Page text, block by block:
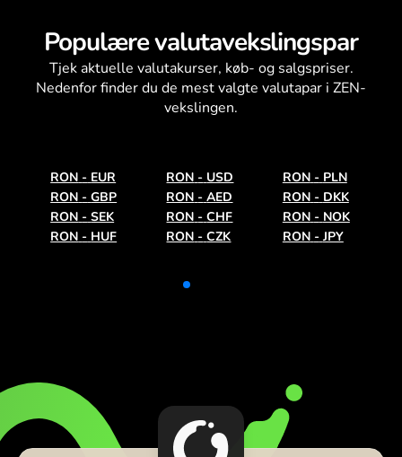
Populære valutavekslingspar
Tjek aktuelle valutakurser, køb- og salgspriser.
Nedenfor finder du de mest valgte valutapar i ZEN-
vekslingen.
RON - EUR RON - USD RON - PLN
RON - GBP RON - AED RON - DKK
RON - SEK RON - CHF RON - NOK
RON - HUF RON - CZK RON - JPY